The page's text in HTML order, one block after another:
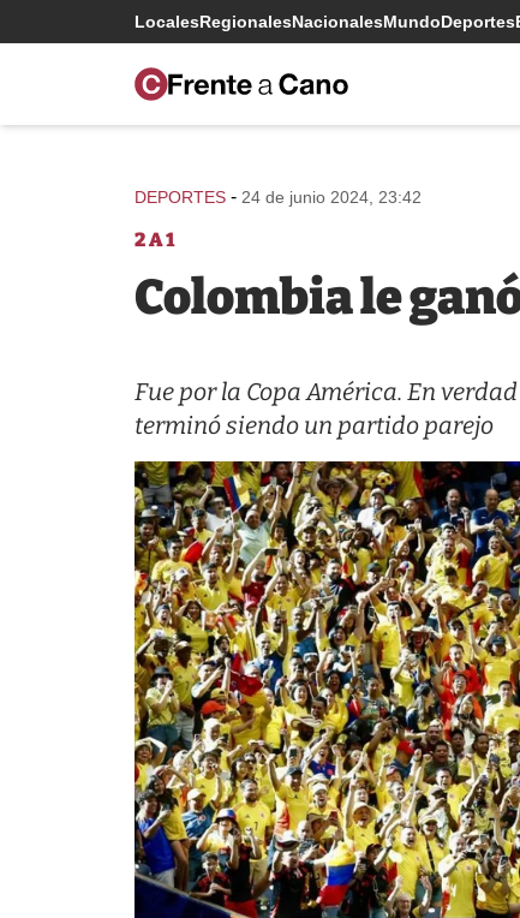
LocalesRegionalesNacionalesMundoDeportes
DEPORTES - 24 de junio 2024, 23:42
2 A 1
Colombia le
Fue por la Copa América. En
terminó siendo un partido parejo